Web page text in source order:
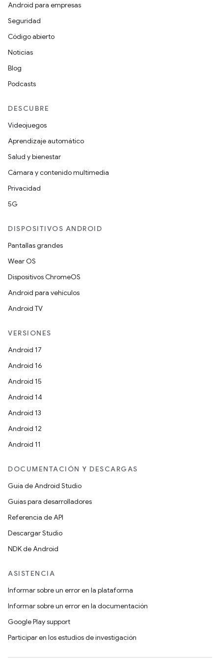
Android para empresas
Seguridad
Código abierto
Noticias
Blog
Podcasts
DESCUBRE
Videojuegos
Aprendizaje automático
Salud y bienestar
Cámara y contenido multimedia
Privacidad
5G
DISPOSITIVOS ANDROID
Pantallas grandes
Wear OS
Dispositivos ChromeOS
Android para vehículos
Android TV
VERSIONES
Android 17
Android 16
Android 15
Android 14
Android 13
Android 12
Android 11
DOCUMENTACIÓN Y DESCARGAS
Guía de Android Studio
Guías para desarrolladores
Referencia de API
Descargar Studio
NDK de Android
ASISTENCIA
Informar sobre un error en la plataforma
Informar sobre un error en la documentación
Google Play support
Participar en los estudios de investigación